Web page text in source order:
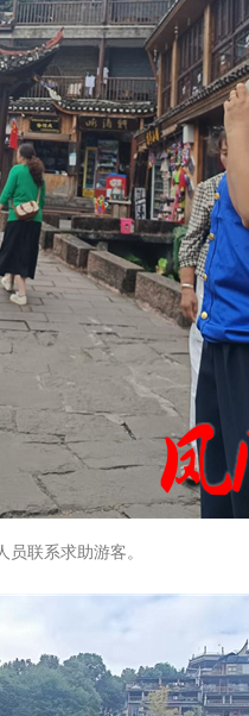
员联系求助游客。